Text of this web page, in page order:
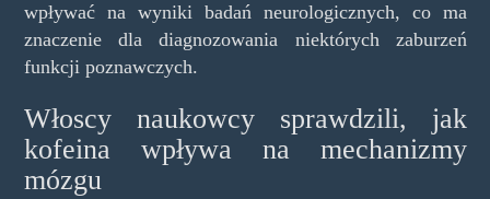
wpływać na wyniki badań neurologicznych, co ma
znaczenie dla diagnozowania niektórych zaburzeń
funkcji poznawczych.
Włoscy naukowcy sprawdzili, jak
kofeina wpływa na mechanizmy
mózgu